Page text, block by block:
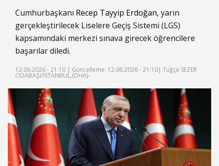
Cumhurbaşkanı Recep Tayyip Erdoğan, yarın
gerçekleştirilecek Liselere Geçiş Sistemi (LGS)
kapsamındaki merkezi sınava girecek öğrencilere
başarılar diledi.
12.06.2026 - 21:10 | Güncelleme: 12.06.2026 - 21:10| Tuğçe SEZER
ODABAŞI/İSTANBUL,(DHA)-